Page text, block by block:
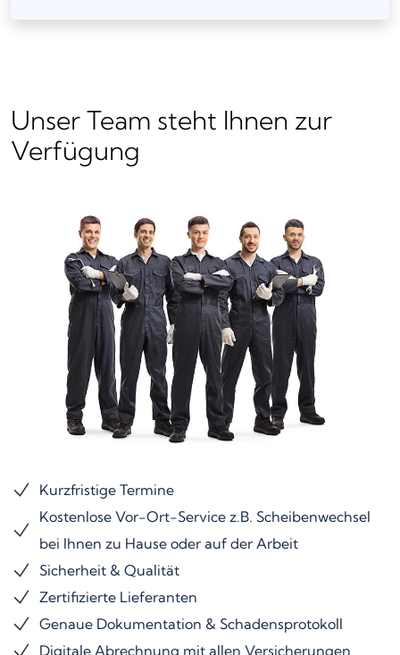
Unser Team steht Ihnen zur
Verfügung
Kurzfristige Termine
Kostenlose Vor-Ort-Service z.B. Scheibenwechsel
bei Ihnen zu Hause oder auf der Arbeit
Sicherheit & Qualität
Zertifizierte Lieferanten
Genaue Dokumentation & Schadensprotokoll
Digitale Abrechnung mit allen Versicherungen